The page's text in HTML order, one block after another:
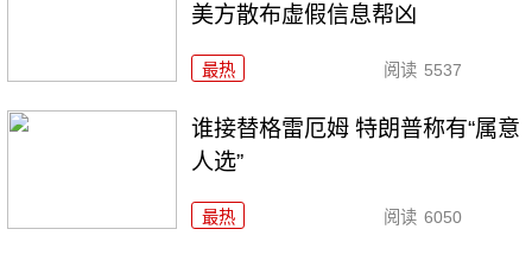
美方散布虚假信息帮凶
最热 阅读 5537
谁接替格雷厄姆 特朗普称有“属意
人选”
最热 阅读 6050